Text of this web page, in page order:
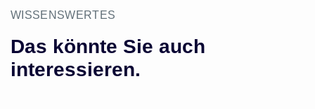
WISSENSWERTES
Das könnte Sie auch
interessieren.